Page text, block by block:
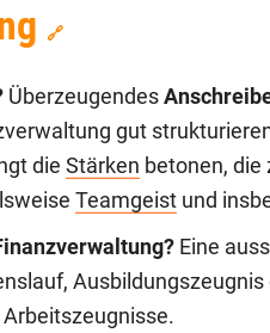
🔗
Überzeugendes
gut
die Stärken betonen, die
Teamgeist und
Eine